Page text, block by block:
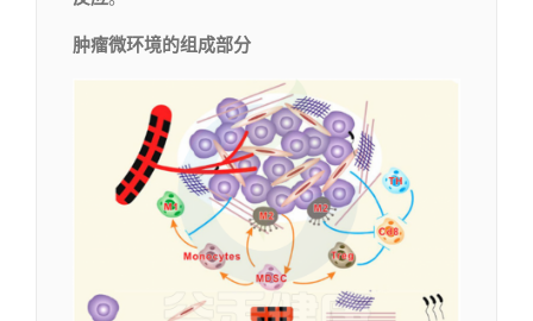
肿瘤微环境的组成部分